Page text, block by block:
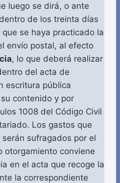
luego se dirá, o ante
de los treinta días
se haya practicado la
envío postal, al efecto
, lo que deberá realizar
del acta de
escritura pública
contenido y por
1008 del Código Civil
Los gastos que
sufragados por el
otorgamiento conviene
en el acta que recoge la
la correspondiente